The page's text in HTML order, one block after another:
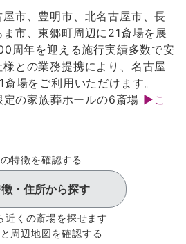
市、豊明市、北名古屋市、長
市、東郷町周辺に21斎場を展
周年を迎える施行実績多数で安
との業務提携により、名古屋
場をご利用いただけます。
定の家族葬ホールの6斎場 ▶こ
特徴を確認する
・住所から探す
近くの斎場を探せます
周辺地図を確認する